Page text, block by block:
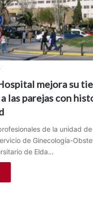
mejora su
las parejas con
de la unidad
de Ginecología-
de Elda…